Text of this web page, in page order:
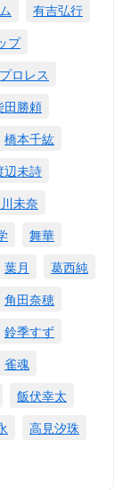
有吉弘行
プ
ロレス
田勝頼
橋本千紘
辺未詩
未奈
舞華
葉月
葛西純
角田奈穂
鈴季すず
雀魂
飯伏幸太
高見汐珠